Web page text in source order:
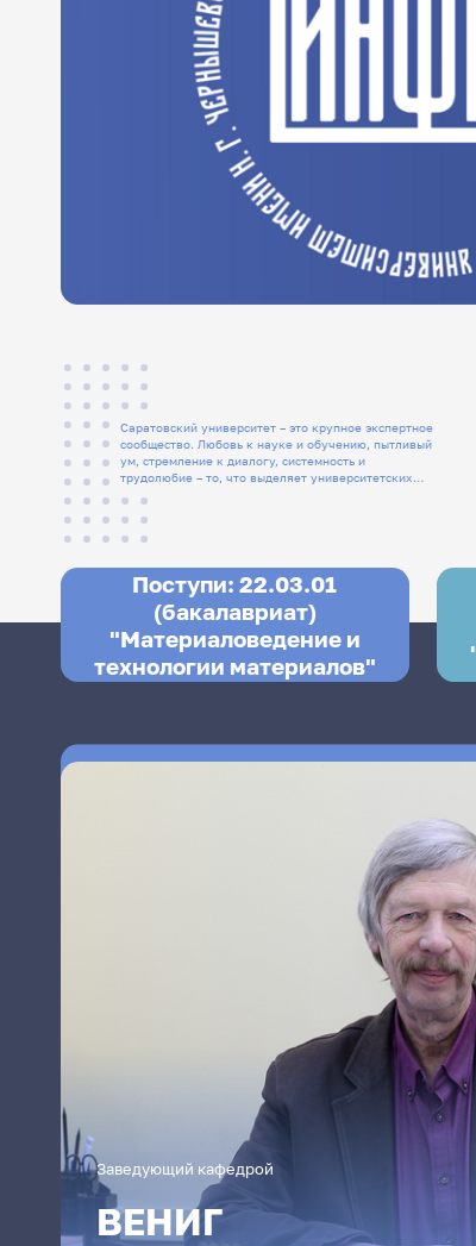
Саратовский университет – это крупное экспертное
сообщество. Любовь к науке и обучению, пытливый
ум, стремление к диалогу, системность и
трудолюбие – то, что выделяет университетских
Поступи: 22.03.01
(бакалавриат)
"Материаловедение и
технологии материалов"
Заведующий кафедрой
ВЕНИГ